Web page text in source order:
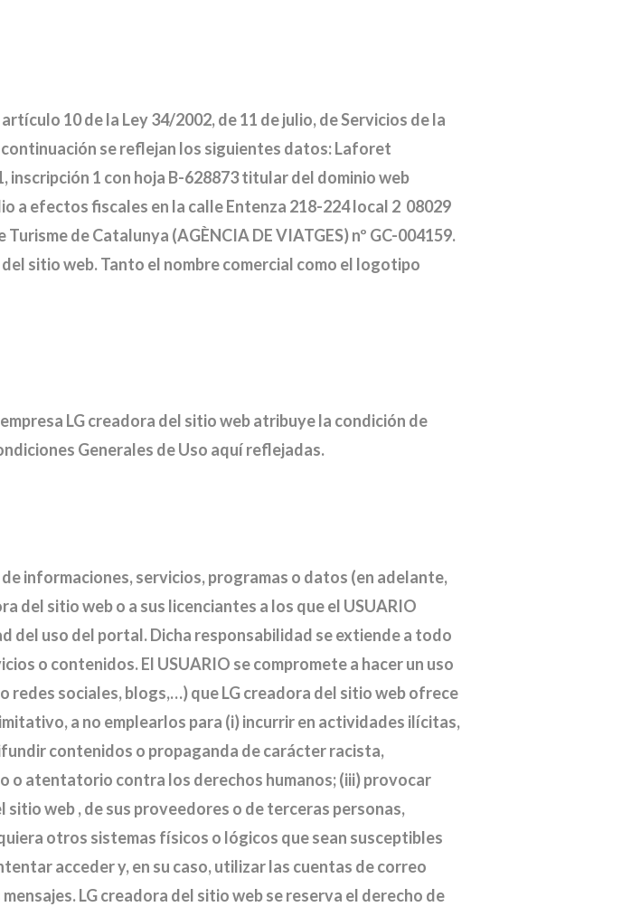
10 de la Ley 34/2002, de 11 de julio, de Servicios de la
se reflejan los siguientes datos: Laforet
inscripción 1 con hoja B-628873 titular del dominio web
a efectos fiscales en la calle Entenza 218-224 local 2 08029
de Catalunya (AGÈNCIA DE VIATGES) nº GC-004159.
sitio web. Tanto el nombre comercial como el logotipo
LG creadora del sitio web atribuye la condición de
Generales de Uso aquí reflejadas.
informaciones, servicios, programas o datos (en adelante,
del sitio web o a sus licenciantes a los que el USUARIO
del uso del portal. Dicha responsabilidad se extiende a todo
o contenidos. El USUARIO se compromete a hacer un uso
redes sociales, blogs,…) que LG creadora del sitio web ofrece
a no emplearlos para (i) incurrir en actividades ilícitas,
contenidos o propaganda de carácter racista,
atentatorio contra los derechos humanos; (iii) provocar
web , de sus proveedores o de terceras personas,
otros sistemas físicos o lógicos que sean susceptibles
acceder y, en su caso, utilizar las cuentas de correo
LG creadora del sitio web se reserva el derecho de